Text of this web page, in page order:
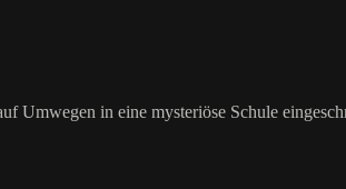
Umwegen in eine mysteriöse Schule